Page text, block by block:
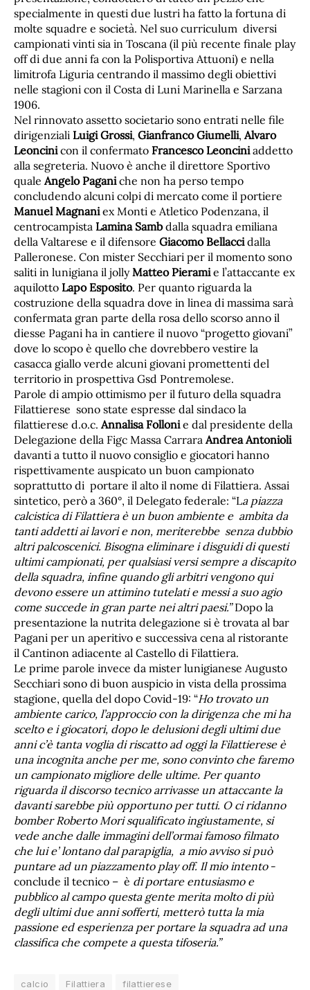
specialmente in questi due lustri ha fatto la fortuna di
molte squadre e società. Nel suo curriculum diversi
campionati vinti sia in Toscana (il più recente finale play
off di due anni fa con la Polisportiva Attuoni) e nella
limitrofa Liguria centrando il massimo degli obiettivi
nelle stagioni con il Costa di Luni Marinella e Sarzana
1906.
Nel rinnovato assetto societario sono entrati nelle file
dirigenziali Luigi Grossi, Gianfranco Giumelli, Alvaro
Leoncinicon il confermato Francesco Leonciniaddetto
alla segreteria. Nuovo è anche il direttore Sportivo
quale Angelo Paganiche non ha perso tempo
concludendo alcuni colpi di mercato come il portiere
Manuel Magnaniex Monti e Atletico Podenzana, il
centrocampista Lamina Sambdalla squadra emiliana
della Valtarese e il difensore Giacomo Bellaccidalla
Palleronese. Con mister Secchiari per il momento sono
saliti in lunigiana il jolly Matteo Pieramie l’attaccante ex
aquilotto Lapo Esposito. Per quanto riguarda la
costruzione della squadra dove in linea di massima sarà
confermata gran parte della rosa dello scorso anno il
diesse Pagani ha in cantiere il nuovo “progetto giovani”
dove lo scopo è quello che dovrebbero vestire la
casacca giallo verde alcuni giovani promettenti del
territorio in prospettiva Gsd Pontremolese.
Parole di ampio ottimismo per il futuro della squadra
Filattierese sono state espresse dal sindaco la
filattierese d.o.c. Annalisa Follonie dal presidente della
Delegazione della Figc Massa Carrara Andrea Antonioli
davanti a tutto il nuovo consiglio e giocatori hanno
rispettivamente auspicato un buon campionato
soprattutto di portare il alto il nome di Filattiera. Assai
sintetico, però a 360°, il Delegato federale: “La piazza
calcistica di Filattiera è un buon ambiente e ambita da
tanti addetti ai lavori e non, meriterebbe senza dubbio
altri palcoscenici. Bisogna eliminare i disguidi di questi
ultimi campionati, per qualsiasi versi sempre a discapito
della squadra, infine quando gli arbitri vengono qui
devono essere un attimino tutelati e messi a suo agio
come succede in gran parte nei altri paesi.”Dopo la
presentazione la nutrita delegazione si è trovata al bar
Pagani per un aperitivo e successiva cena al ristorante
il Cantinon adiacente al Castello di Filattiera.
Le prime parole invece da mister lunigianese Augusto
Secchiari sono di buon auspicio in vista della prossima
stagione, quella del dopo Covid-19: “Ho trovato un
ambiente carico, l’approccio con la dirigenza che mi ha
scelto e i giocatori, dopo le delusioni degli ultimi due
anni c’è tanta voglia di riscatto ad oggi la Filattierese è
una incognita anche per me, sono convinto che faremo
un campionato migliore delle ultime. Per quanto
riguarda il discorso tecnico arrivasse un attaccante la
davanti sarebbe più opportuno per tutti. O ci ridanno
bomber Roberto Mori squalificato ingiustamente, si
vede anche dalle immagini dell’ormai famoso filmato
che lui e’ lontano dal parapiglia, a mio avviso si può
puntare ad un piazzamento play off. Il mio intento-
conclude il tecnico – è di portare entusiasmo e
pubblico al campo questa gente merita molto di più
degli ultimi due anni sofferti, metterò tutta la mia
passione ed esperienza per portare la squadra ad una
classifica che compete a questa tifoseria.”
calcio Filattiera filattierese